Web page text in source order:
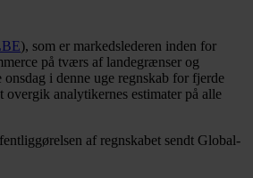
), som er markedslederen inden for
på tværs af landegrænser og
i denne uge regnskab for fjerde
overgik analytikernes estimater på alle
af regnskabet sendt Global-